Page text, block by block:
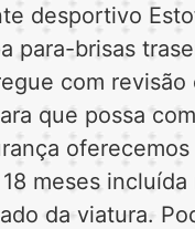
desportivo
para-brisas
com revisão
que possa
oferecemos
meses
da viatura.